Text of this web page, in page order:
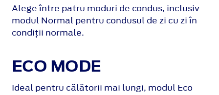
Alege între patru moduri de condus, inclusiv
modul Normal pentru condusul de zi cu zi în
condiții normale.
ECO MODE
Ideal pentru călătorii mai lungi, modul Eco